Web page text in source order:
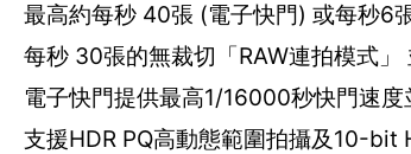
最高約每秒 40張 (電子快門) 或每秒6
每秒 30張的無裁切「RAW連拍模式
電子快門提供最高1/16000秒快門速度
支援HDR PQ高動態範圍拍攝及10-bit